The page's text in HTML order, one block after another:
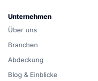
Unternehmen
Über uns
Branchen
Abdeckung
Blog & Einblicke